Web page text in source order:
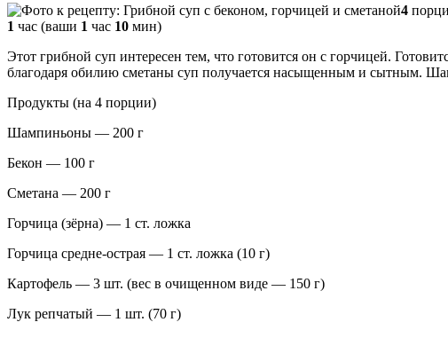
4
1 час (ваши 1 час 10 мин)
Этот грибной суп интересен тем, что готовится он с горчицей.
благодаря обилию сметаны суп получается насыщенным и сытным.
Продукты (на 4 порции)
Шампиньоны — 200 г
Бекон — 100 г
Сметана — 200 г
Горчица (зёрна) — 1 ст. ложка
Горчица средне-острая — 1 ст. ложка (10 г)
Картофель — 3 шт. (вес в очищенном виде — 150 г)
Лук репчатый — 1 шт. (70 г)